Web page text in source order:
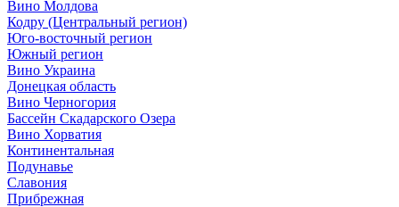
Вино Молдова
Кодру (Центральный регион)
Юго-восточный регион
Южный регион
Вино Украина
Донецкая область
Вино Черногория
Бассейн Скадарского Озера
Вино Хорватия
Континентальная
Подунавье
Славония
Прибрежная